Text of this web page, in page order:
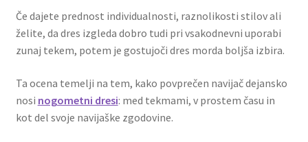
Če dajete prednost individualnosti, raznolikosti stilov ali
želite, da dres izgleda dobro tudi pri vsakodnevni uporabi
zunaj tekem, potem je gostujoči dres morda boljša izbira.
Ta ocena temelji na tem, kako povprečen navijač dejansko
nosi nogometni dresi: med tekmami, v prostem času in
kot del svoje navijaške zgodovine.